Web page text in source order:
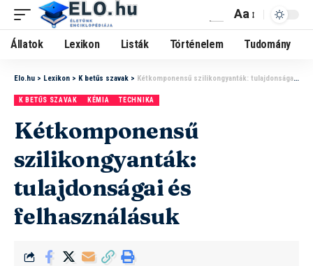
Aa
Állatok Lexikon Listák Történelem Tudomány
Elo.hu > Lexikon > K betűs szavak > Kétkomponensű szilikongyanták: tulajdonságai és felhasználásuk
K BETŰS SZAVAK KÉMIA TECHNIKA
Kétkomponensű
szilikongyanták:
tulajdonságai és
felhasználásuk